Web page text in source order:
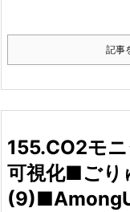
記事
155.CO2モ
可視化■ごり